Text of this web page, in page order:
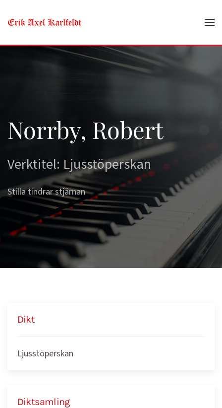
Skip to main content
Norrby, Robert
Verktitel: Ljusstöperskan
Stilla tindrar stjärnan
Dikt
Ljusstöperskan
Diktsamling